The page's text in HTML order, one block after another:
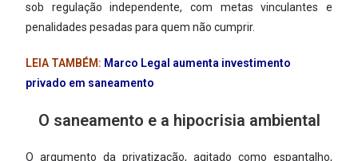
sob regulação independente, com metas vinculantes e
penalidades pesadas para quem não cumprir.
LEIA TAMBÉM: Marco Legal aumenta investimento
privado em saneamento
O saneamento e a hipocrisia ambiental
O argumento da privatização, agitado como espantalho,